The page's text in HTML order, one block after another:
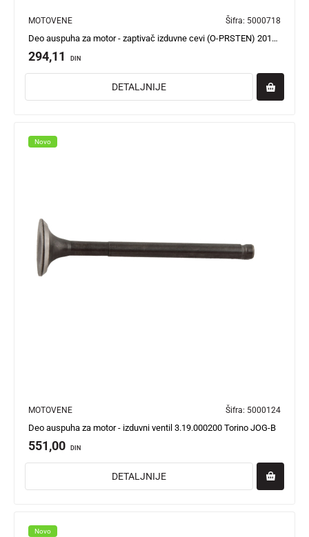
MOTOVENE Šifra: 5000718
Deo auspuha za motor - zaptivač izduvne cevi (O-PRSTEN) 20100101611700 Forza OCR
294,11 DIN
DETALJNIJE
Novo
MOTOVENE Šifra: 5000124
Deo auspuha za motor - izduvni ventil 3.19.000200 Torino JOG-B
551,00 DIN
DETALJNIJE
Novo